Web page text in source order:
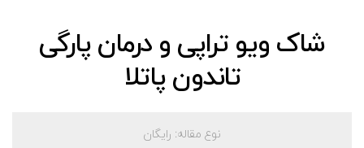
شاک ویو تراپی و درمان پارگی
تاندون پاتلا
نوع مقاله: رایگان